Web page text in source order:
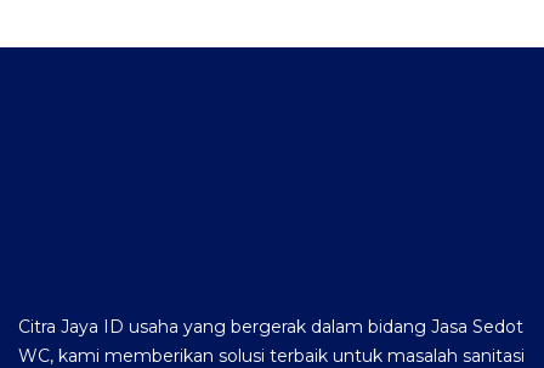
Citra Jaya ID usaha yang bergerak dalam bidang Jasa Sedot
WC, kami memberikan solusi terbaik untuk masalah sanitasi